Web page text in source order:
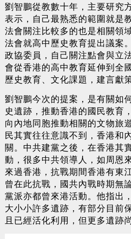
劉智鵬從教數十年，主要研究
表示，自己最熟悉的範圍就是
法會關注比較多的也是相關領
法會就高中歷史教育提出議案
政協委員，自己關注點會與立
會從香港的高中教育延伸到全
歷史教育、文化課題，建言獻策
劉智鵬今次的提案，是有關如
史遺跡，推動香港的國民教育
向內地同胞推動相關的文物旅
民其實往往意識不到，香港和
關。中共建黨之後，在香港其
動，很多中共領導人，如周恩
來過香港，抗戰期間香港有東
曾在此抗戰，國共內戰時期無
黨派亦都曾來港活動。他指出
大小小許多遺跡，有部分目前
且已經活化利用，但更多遺跡